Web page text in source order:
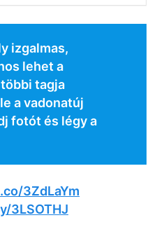
izgalmas,
lehet a
tagja
a vadonatúj
fotót és légy a
3ZdLaYm
3LSOTHJ